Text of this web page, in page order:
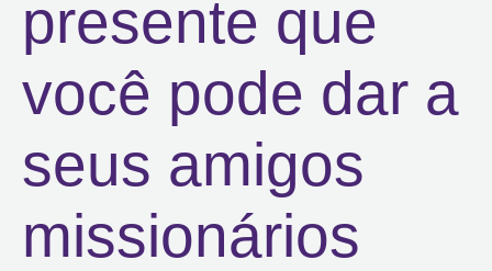
presente que
você pode dar a
seus amigos
missionários